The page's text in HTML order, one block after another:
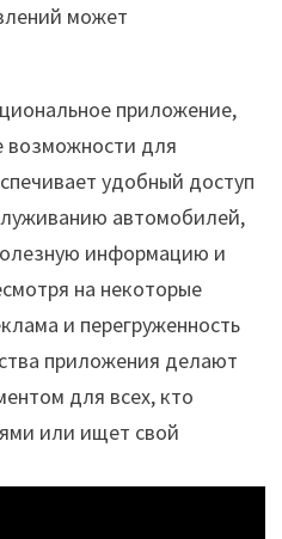
может
приложение,
для
удобный доступ
автомобилей,
информацию и
на некоторые
и перегруженность
приложения делают
для всех, кто
или ищет свой